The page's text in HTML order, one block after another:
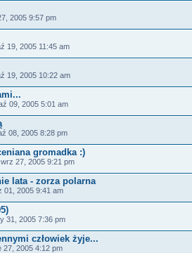
2005 9:57 pm
19, 2005 11:45 am
19, 2005 10:22 am
09, 2005 5:01 am
08, 2005 8:28 pm
gromadka :)
27, 2005 9:21 pm
lata - zorza polarna
01, 2005 9:41 am
31, 2005 7:36 pm
człowiek żyje...
27, 2005 4:12 pm